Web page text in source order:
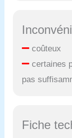
coûteux
certaines
pas
Fiche